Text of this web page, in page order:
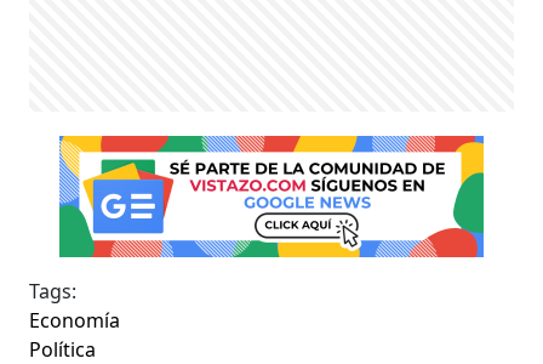
Tags:
Economía
Política